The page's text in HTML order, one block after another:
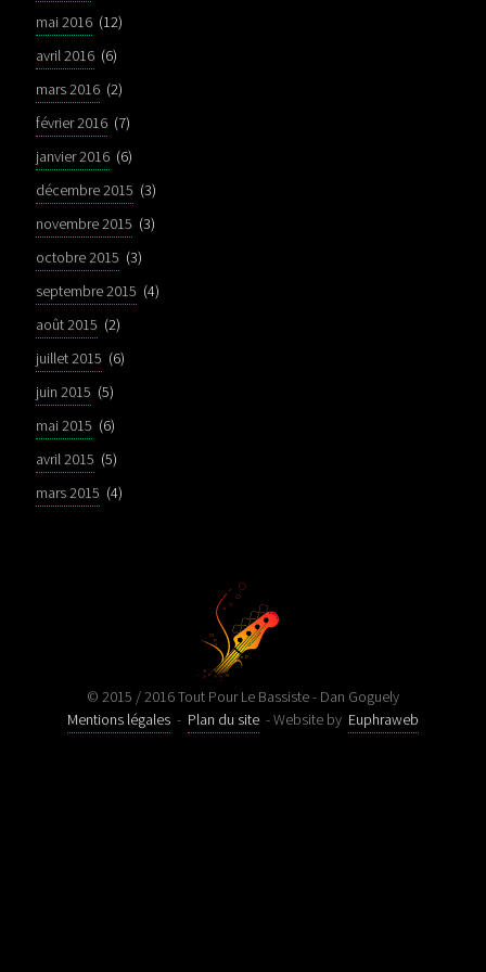
mai 2016 (12)
avril 2016 (6)
mars 2016 (2)
février 2016 (7)
janvier 2016 (6)
décembre 2015 (3)
novembre 2015 (3)
octobre 2015 (3)
septembre 2015 (4)
août 2015 (2)
juillet 2015 (6)
juin 2015 (5)
mai 2015 (6)
avril 2015 (5)
mars 2015 (4)
© 2015 / 2016 Tout Pour Le Bassiste - Dan Goguely
Mentions légales - Plan du site - Website by Euphraweb